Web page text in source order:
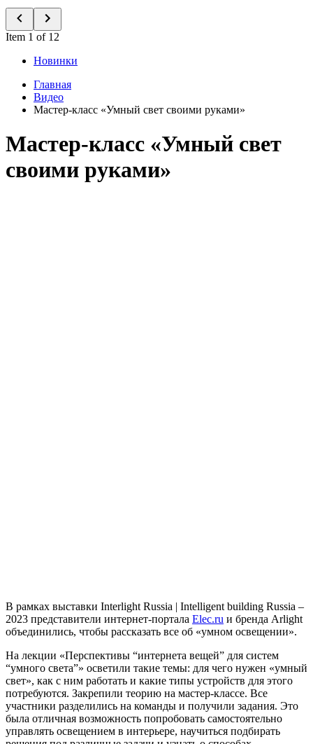
Item 1 of 12
Новинки
Главная
Видео
Мастер-класс «Умный свет своими руками»
Мастер-класс «Умный свет
своими руками»
В рамках выставки Interlight Russia | Intelligent building Russia –
2023 представители интернет-портала Elec.ru и бренда Arlight
объединились, чтобы рассказать все об «умном освещении».
На лекции «Перспективы “интернета вещей” для систем
“умного света”» осветили такие темы: для чего нужен «умный
свет», как с ним работать и какие типы устройств для этого
потребуются. Закрепили теорию на мастер-классе. Все
участники разделились на команды и получили задания. Это
была отличная возможность попробовать самостоятельно
управлять освещением в интерьере, научиться подбирать